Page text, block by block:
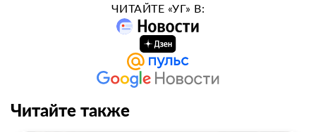
ЧИТАЙТЕ «УГ» В:
Читайте также